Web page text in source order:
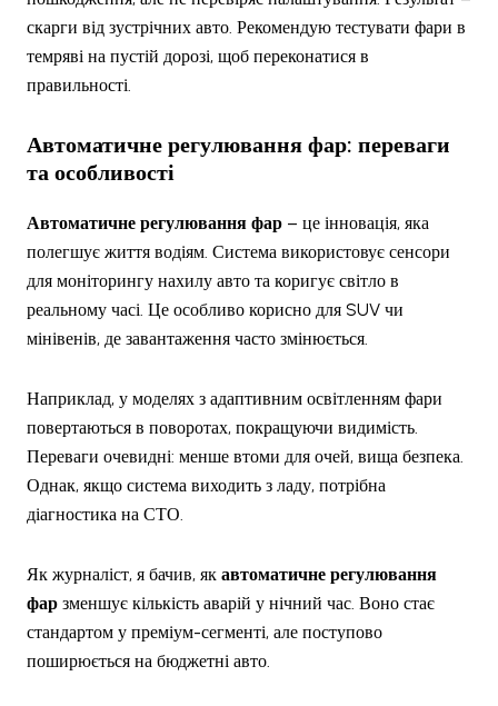
скарги від зустрічних авто. Рекомендую тестувати фари в
темряві на пустій дорозі, щоб переконатися в
правильності.
Автоматичне регулювання фар: переваги
та особливості
Автоматичне регулювання фар – це інновація, яка
полегшує життя водіям. Система використовує сенсори
для моніторингу нахилу авто та коригує світло в
реальному часі. Це особливо корисно для SUV чи
мінівенів, де завантаження часто змінюється.
Наприклад, у моделях з адаптивним освітленням фари
повертаються в поворотах, покращуючи видимість.
Переваги очевидні: менше втоми для очей, вища безпека.
Однак, якщо система виходить з ладу, потрібна
діагностика на СТО.
Як журналіст, я бачив, як автоматичне регулювання
фар зменшує кількість аварій у нічний час. Воно стає
стандартом у преміум-сегменті, але поступово
поширюється на бюджетні авто.